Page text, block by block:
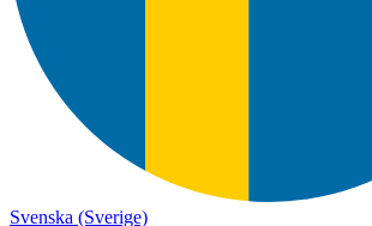
Svenska (Sverige)